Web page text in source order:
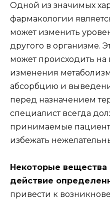
Одной из значимых
фармакологии
может изменить
другого в организме.
может происходить на
изменения
абсорбцию и
перед назначением
специалист всегда
принимаемые
избежать
Некоторые вещества
действие
привести к